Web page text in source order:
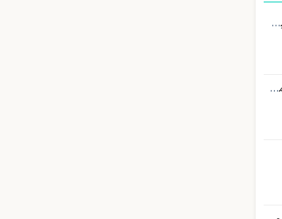
سفر درمانی به شیراز برای عمل زیبایی صورت | توریسم درمانی زیبایی شیراز
سوالات متداول زیباجویان درباره عمل سانترال لب